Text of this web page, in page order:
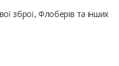
зброї, Флоберів та інших